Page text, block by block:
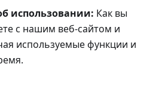
использовании: Как вы
с нашим веб-сайтом и
используемые функции и